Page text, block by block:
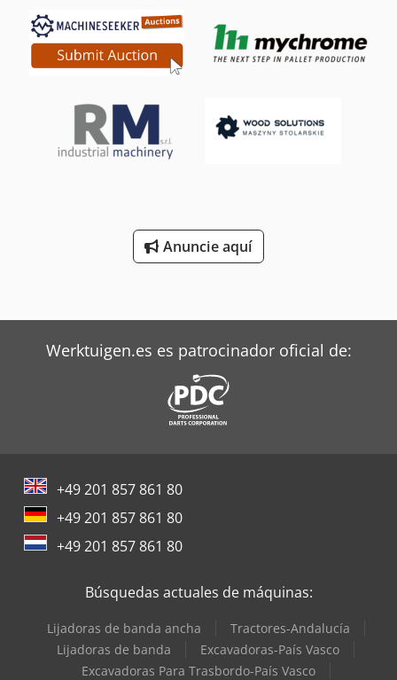
Anuncie aquí
Werktuigen.es es patrocinador oficial de:
+49 201 857 861 80
+49 201 857 861 80
+49 201 857 861 80
Búsquedas actuales de máquinas:
Lijadoras de banda ancha
Tractores-Andalucía
Lijadoras de banda
Excavadoras-País Vasco
Excavadoras Para Trasbordo-País Vasco